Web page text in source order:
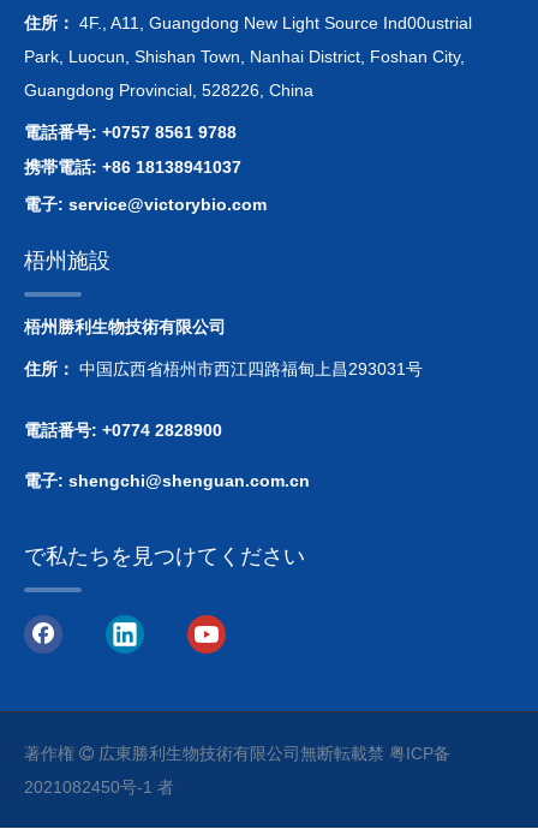
住所： 4F., A11, Guangdong New Light Source Ind00ustrial
Park, Luocun, Shishan Town, Nanhai District, Foshan City,
Guangdong Provincial, 528226, China
電話番号: +0757 8561 9788
携帯電話: +86 18138941037
電子: service@victorybio.com
梧州施設
梧州勝利生物技術有限公司
住所： 中国広西省梧州市西江四路福甸上昌293031号
電話番号: +0774 2828900
電子: shengchi@shenguan.com.cn
で私たちを見つけてください
著作権  広東勝利生物技術有限公司無断転載禁 粤ICP备
2021082450号-1 者